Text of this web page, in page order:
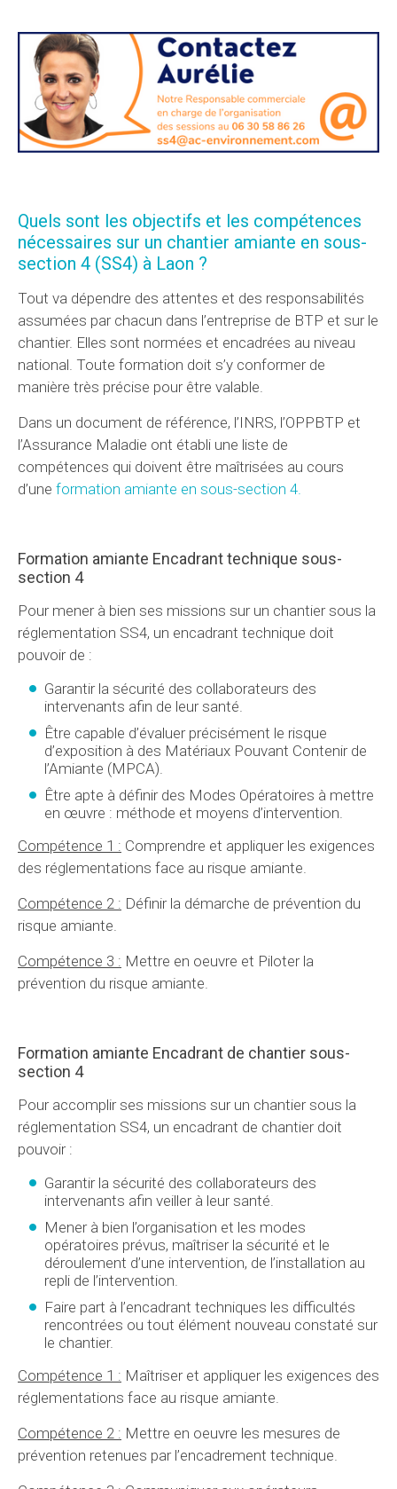
Quels sont les objectifs et les compétences
nécessaires sur un chantier amiante en sous-
section 4 (SS4) à Laon ?
Tout va dépendre des attentes et des responsabilités
assumées par chacun dans l’entreprise de BTP et sur le
chantier. Elles sont normées et encadrées au niveau
national. Toute formation doit s’y conformer de
manière très précise pour être valable.
Dans un document de référence, l’INRS, l’OPPBTP et
l’Assurance Maladie ont établi une liste de
compétences qui doivent être maîtrisées au cours
d’une formation amiante en sous-section 4.
Formation amiante Encadrant technique sous-
section 4
Pour mener à bien ses missions sur un chantier sous la
réglementation SS4, un encadrant technique doit
pouvoir de :
Garantir la sécurité des collaborateurs des
intervenants afin de leur santé.
Être capable d’évaluer précisément le risque
d’exposition à des Matériaux Pouvant Contenir de
l’Amiante (MPCA).
Être apte à définir des Modes Opératoires à mettre
en œuvre : méthode et moyens d’intervention.
Compétence 1 : Comprendre et appliquer les exigences
des réglementations face au risque amiante.
Compétence 2 : Définir la démarche de prévention du
risque amiante.
Compétence 3 : Mettre en oeuvre et Piloter la
prévention du risque amiante.
Formation amiante Encadrant de chantier sous-
section 4
Pour accomplir ses missions sur un chantier sous la
réglementation SS4, un encadrant de chantier doit
pouvoir :
Garantir la sécurité des collaborateurs des
intervenants afin veiller à leur santé.
Mener à bien l’organisation et les modes
opératoires prévus, maîtriser la sécurité et le
déroulement d’une intervention, de l’installation au
repli de l’intervention.
Faire part à l’encadrant techniques les difficultés
rencontrées ou tout élément nouveau constaté sur
le chantier.
Compétence 1 : Maîtriser et appliquer les exigences des
réglementations face au risque amiante.
Compétence 2 : Mettre en oeuvre les mesures de
prévention retenues par l’encadrement technique.